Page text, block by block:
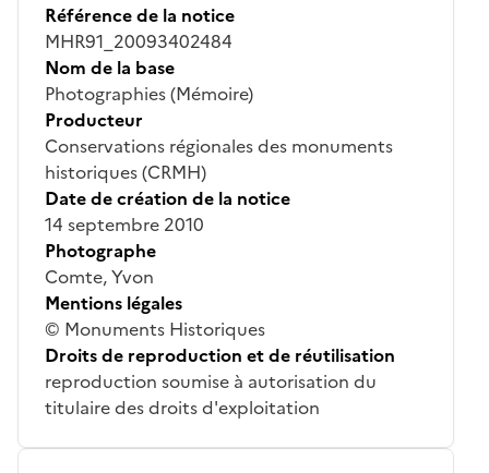
Référence de la notice
MHR91_20093402484
Nom de la base
Photographies (Mémoire)
Producteur
Conservations régionales des monuments
historiques (CRMH)
Date de création de la notice
14 septembre 2010
Photographe
Comte, Yvon
Mentions légales
© Monuments Historiques
Droits de reproduction et de réutilisation
reproduction soumise à autorisation du
titulaire des droits d'exploitation